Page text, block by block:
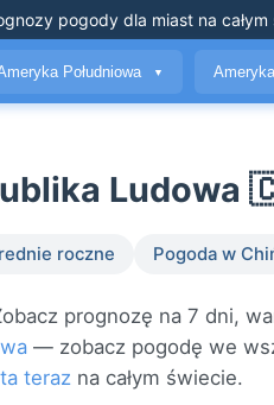
pogodydla miast na całym
Południowa ▼
Ludowa
roczne Pogoda w
prognozę na 7 dni,
— zobacz pogodę we
teraz na całym świecie.